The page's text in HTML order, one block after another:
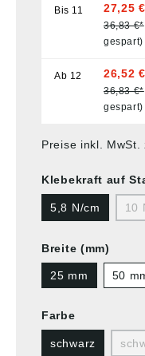
Bis 11 27,25
36,83 €*
gespart)
Ab 12 26,52
36,83 €*
gespart)
Preise inkl. MwSt.
Klebekraft auf
5,8 N/cm 10
Breite (mm)
25 mm 50
Farbe
schwarz